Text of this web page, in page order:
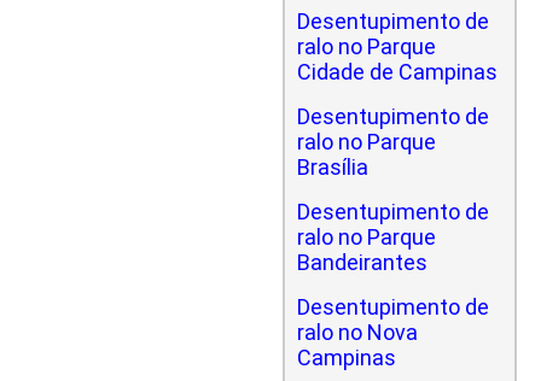
Desentupimento de
ralo no Parque
Cidade de Campinas
Desentupimento de
ralo no Parque
Brasília
Desentupimento de
ralo no Parque
Bandeirantes
Desentupimento de
ralo no Nova
Campinas